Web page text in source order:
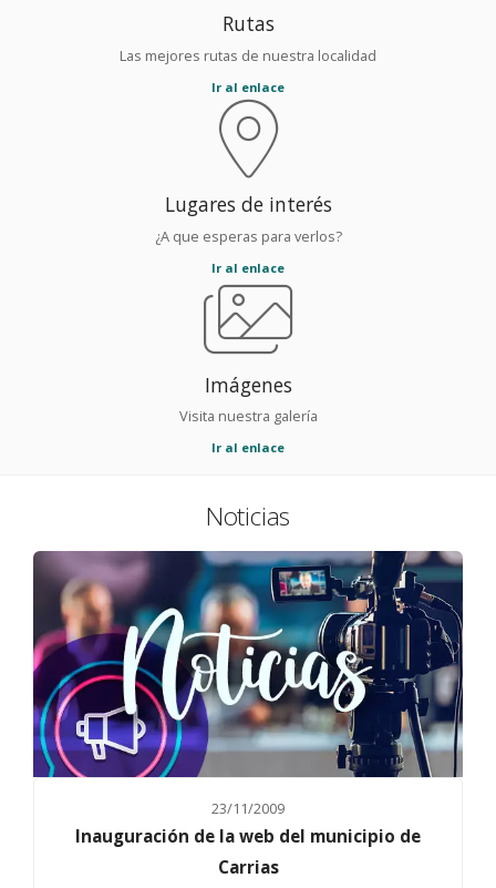
Rutas
Las mejores rutas de nuestra localidad
Ir al enlace
Lugares de interés
¿A que esperas para verlos?
Ir al enlace
Imágenes
Visita nuestra galería
Ir al enlace
Noticias
23/11/2009
Inauguración de la web del municipio de
Carrias